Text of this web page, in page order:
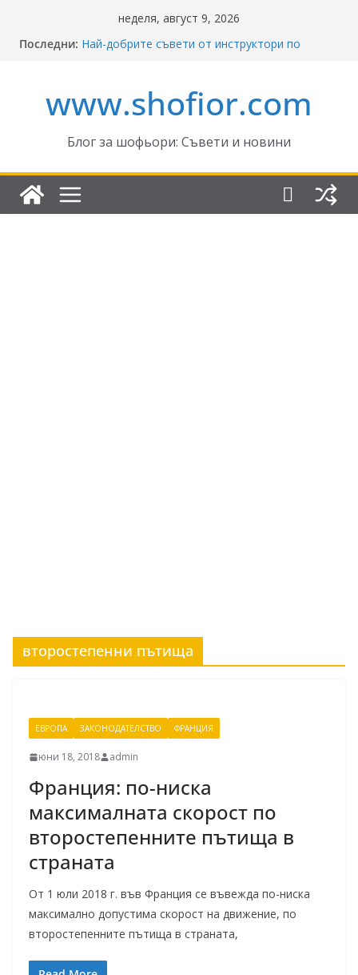
неделя, август 9, 2026
Последни: Най-добрите съвети от инструктори по
пътищата на България – в сила от 2026
ВНИМАНИЕ: Франция криминализира
Отнемане на контролни точки – по колко и
Промени в Закона за пътищата 2025–2026:
www.shofior.com
Блог за шофьори: Съвети и новини
второстепенни пътища
ЕВРОПА ЗАКОНОДАТЕЛСТВО ФРАНЦИЯ
юни 18, 2018 admin
Франция: по-ниска
максималната скорост по
второстепенните пътища в
страната
От 1 юли 2018 г. във Франция се въвежда по-ниска
максимално допустима скорост на движение, по
второстепенните пътища в страната,